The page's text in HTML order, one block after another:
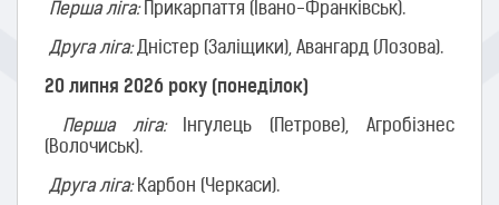
Перша ліга:Прикарпаття (Івано-Франківськ).
Друга ліга:Дністер (Заліщики), Aвангард (Лозова).
20 липня 2026 року (понеділок)
Перша ліга: Інгулець (Петрове), Агробізнес
(Волочиськ).
Друга ліга:Карбон (Черкаси).